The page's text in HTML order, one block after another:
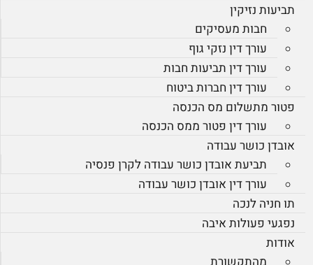
תביעות נזיקין
חבות מעסיקים
עורך דין נזקי גוף
עורך דין תביעות חבות
עורך דין חברות ביטוח
פטור מתשלום מס הכנסה
עורך דין פטור ממס הכנסה
אובדן כושר עבודה
תביעת אובדן כושר עבודה לקרן פנסיה
עורך דין אובדן כושר עבודה
תו חניה לנכה
נפגעי פעולות איבה
אודות